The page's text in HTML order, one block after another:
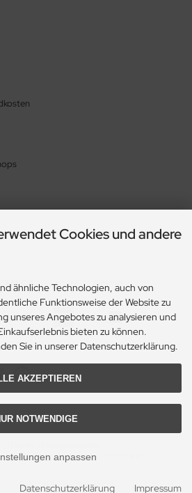
shop/ - All rights reserved.
by eW-Service.de
Cookies und andere
ähnliche Technologien, auch von
Funktionsweise der Website zu
unseres Angebotes zu analysieren und
bieten zu können.
Sie in unserer Datenschutzerklärung.
AKZEPTIEREN
NOTWENDIGE
anpassen
Datenschutzerklärung Impressum